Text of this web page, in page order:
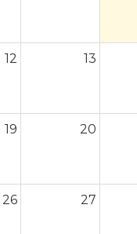
12 13
19 20
26 27